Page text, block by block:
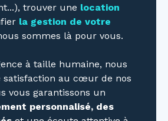
trouver une location
la gestion de votre
sommes là pour vous.
à taille humaine, nous
satisfaction au cœur de nos
vous garantissons un
personnalisé, des